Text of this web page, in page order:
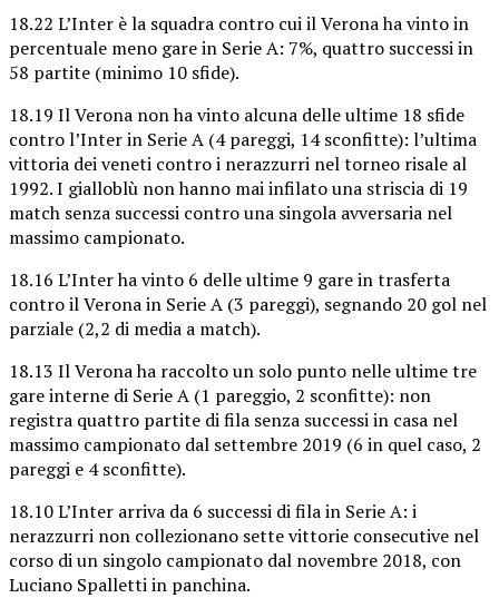
18.22 L’Inter è la squadra contro cui il Verona ha vinto in
percentuale meno gare in Serie A: 7%, quattro successi in
58 partite (minimo 10 sfide).
18.19 Il Verona non ha vinto alcuna delle ultime 18 sfide
contro l’Inter in Serie A (4 pareggi, 14 sconfitte): l’ultima
vittoria dei veneti contro i nerazzurri nel torneo risale al
1992. I gialloblù non hanno mai infilato una striscia di 19
match senza successi contro una singola avversaria nel
massimo campionato.
18.16 L’Inter ha vinto 6 delle ultime 9 gare in trasferta
contro il Verona in Serie A (3 pareggi), segnando 20 gol nel
parziale (2,2 di media a match).
18.13 Il Verona ha raccolto un solo punto nelle ultime tre
gare interne di Serie A (1 pareggio, 2 sconfitte): non
registra quattro partite di fila senza successi in casa nel
massimo campionato dal settembre 2019 (6 in quel caso, 2
pareggi e 4 sconfitte).
18.10 L’Inter arriva da 6 successi di fila in Serie A: i
nerazzurri non collezionano sette vittorie consecutive nel
corso di un singolo campionato dal novembre 2018, con
Luciano Spalletti in panchina.